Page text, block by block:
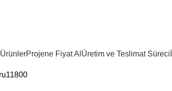
ÜrünlerProjene Fiyat Al Üretim ve Teslimat Süreci